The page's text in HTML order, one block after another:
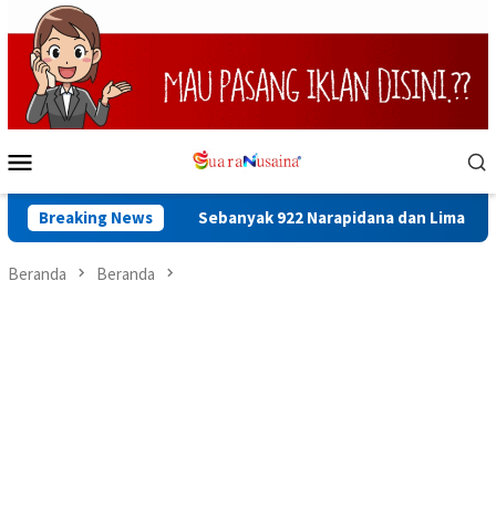
Loncat
ke
konten
Mobile
Breaking NewsSebanyak 922 Narapidana dan Lima Anak Binaan
Beranda Beranda